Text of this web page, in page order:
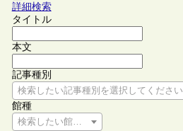
詳細検索
タイトル
本文
記事種別
検索したい記事種別を選択してください
館種
検索したい館種を選択してください